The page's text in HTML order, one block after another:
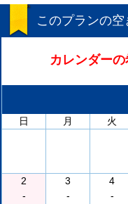
このプランの
カレンダー
日
月 火
2
-
3
-
4
-